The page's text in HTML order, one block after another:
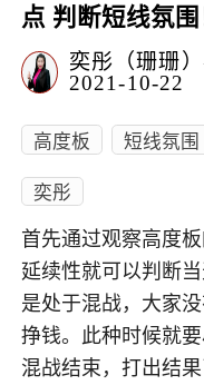
点 判断短线氛围
奕彤（珊珊
2021-10-22
高度板 短线氛围
奕彤
首先通过观察高度
延续性就可以判断
是处于混战，大家
挣钱。此种时候就
混战结束，打出结